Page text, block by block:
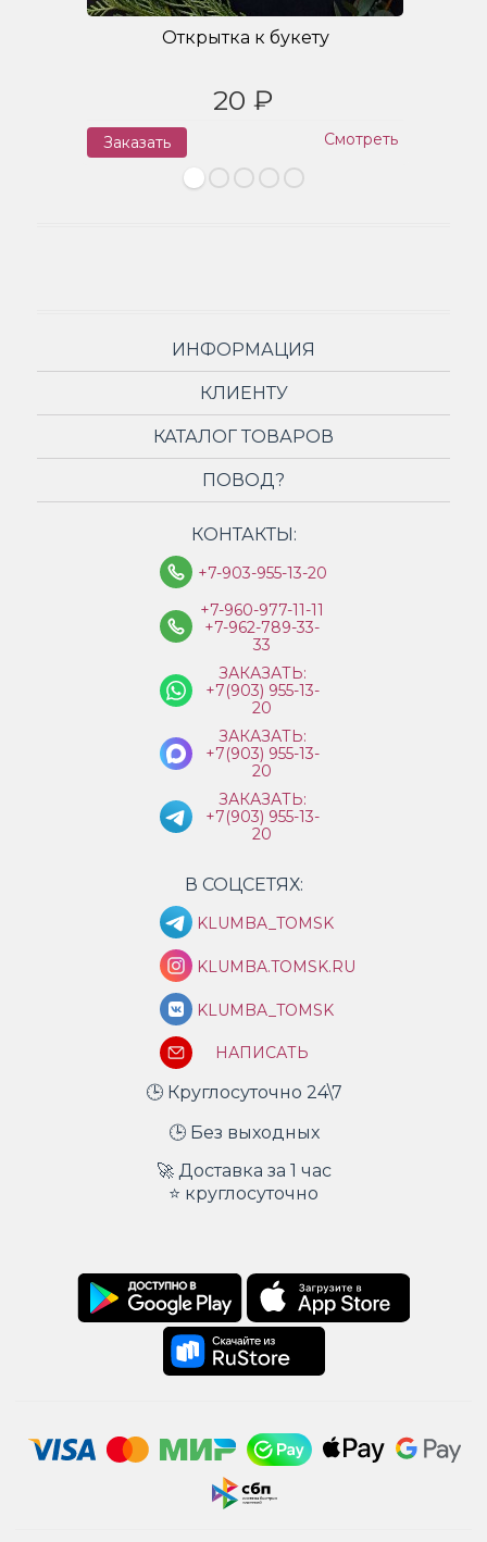
Открытка к букету
20 ₽
Заказать Смотреть
ИНФОРМАЦИЯ
КЛИЕНТУ
КАТАЛОГ ТОВАРОВ
ПОВОД?
КОНТАКТЫ:
+7-903-955-13-20
+7-960-977-11-11
+7-962-789-33-
33
ЗАКАЗАТЬ:
+7(903) 955-13-
20
ЗАКАЗАТЬ:
+7(903) 955-13-
20
ЗАКАЗАТЬ:
+7(903) 955-13-
20
В СОЦСЕТЯХ:
KLUMBA_TOMSK
KLUMBA.TOMSK.RU
KLUMBA_TOMSK
НАПИСАТЬ
🕒 Круглосуточно 24\7
🕒 Без выходных
🚀 Доставка за 1 час
⭐ круглосуточно